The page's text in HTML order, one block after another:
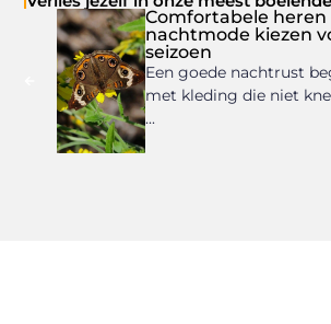
Comfortabele heren
nachtmode kiezen
seizoen
Een goede nachtrust
met kleding die niet
...